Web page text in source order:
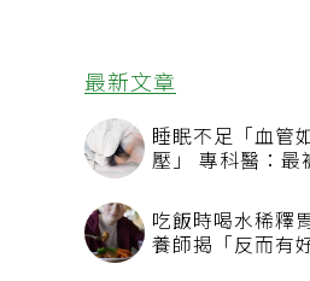
最新文章
睡眠不足「血
壓」 專科醫：
方法